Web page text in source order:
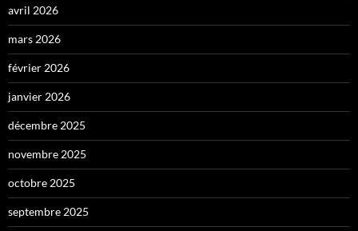
avril 2026
mars 2026
février 2026
janvier 2026
décembre 2025
novembre 2025
octobre 2025
septembre 2025